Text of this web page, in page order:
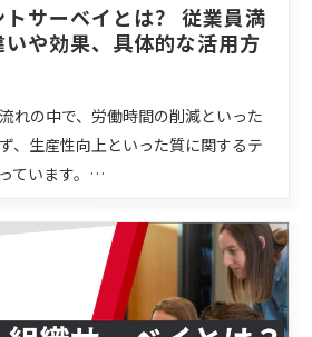
サーベイとは？ 従業員満
や効果、具体的な活用方
れの中で、労働時間の削減といった
、生産性向上といった質に関するテ
ています。…